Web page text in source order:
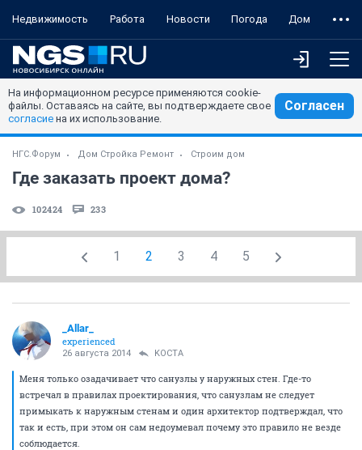
Недвижимость Работа Новости Погода Дом
На информационном ресурсе применяются cookie-
файлы. Оставаясь на сайте, вы подтверждаете свое
согласие на их использование.
Согласен
НГС.Форум Дом Стройка Ремонт Строим дом
Где заказать проект дома?
102424 233
1 2 3 4 5
_Allar_
experienced
26 августа 2014 KOCTA
Меня только озадачивает что санузлы у наружных стен. Где-то
встречал в правилах проектирования, что санузлам не следует
примыкать к наружным стенам и один архитектор подтверждал, что
так и есть, при этом он сам недоумевал почему это правило не везде
соблюдается.